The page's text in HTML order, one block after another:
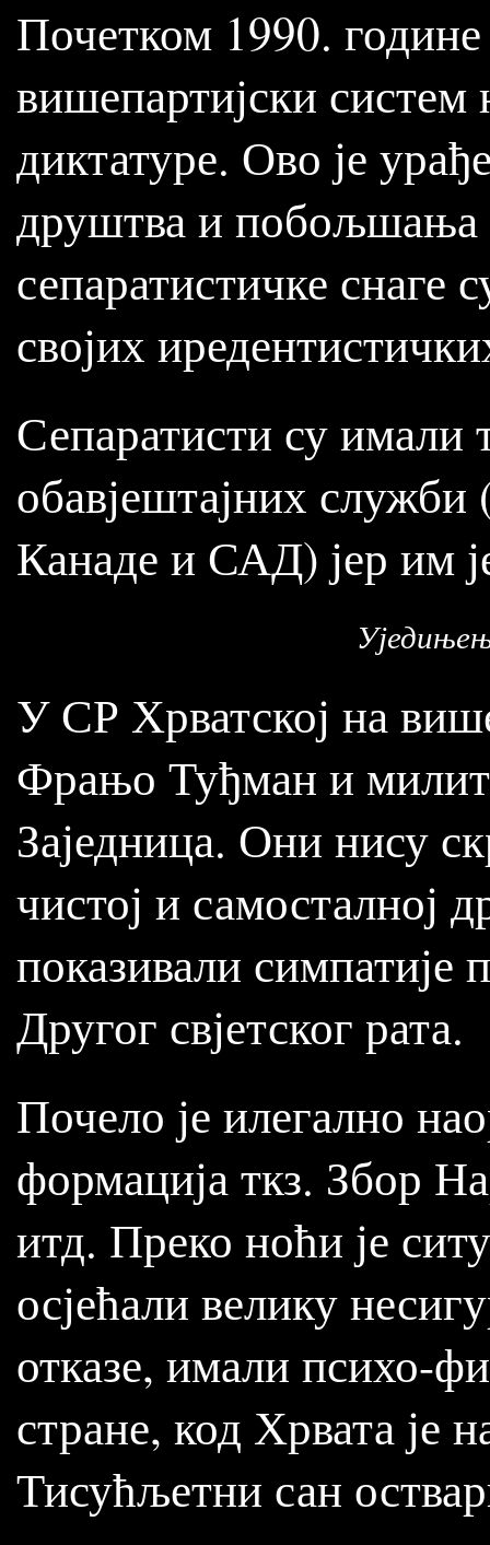
Почетком 1990. године
вишепартијски систем
диктатуре. Ово је
друштва и побољшања
сепаратистичке снаге
својих
Сепаратисти су имали
обавјештајних
Канаде и САД) јер им
У СР Хрватској на
Фрањо Туђман и
Заједница. Они нису
чистој и самосталној
показивали
Другог свјетског рата.
Почело је илегално
формација ткз. Збор
итд. Преко ноћи је
осјећали велику
отказе, имали психо-
стране, код Хрвата је
Тисућљетни сан